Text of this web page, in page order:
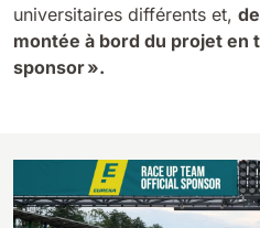
760 mm
universitaires différents et,
montée à bord du projet en
sponsor ».